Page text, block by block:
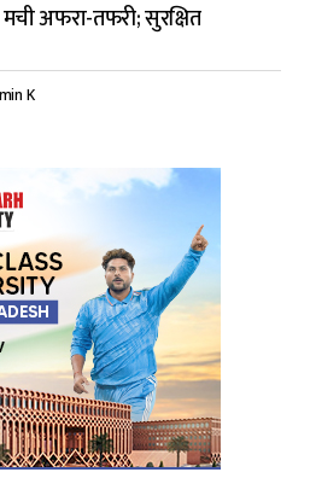
अफरा-तफरी; सुरक्षित
K